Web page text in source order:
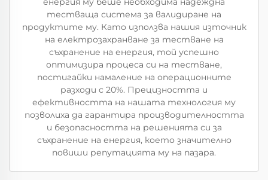
тестваща система за валидиране на
продуктите му. Като използва нашия източник
на електрозахранване за тестване на
съхранение на енергия, той успешно
оптимизира процеса си на тестване,
постигайки намаление на операционните
разходи с 20%. Прецизността и
ефективността на нашата технология му
позволиха да гарантира производителността
и безопасността на решенията си за
съхранение на енергия, което значително
повиши репутацията му на пазара.